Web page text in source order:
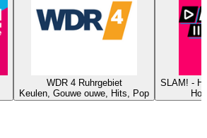
WDR 4 Ruhrgebiet
Keulen, Gouwe ouwe, Hits, Pop
SLAM! -